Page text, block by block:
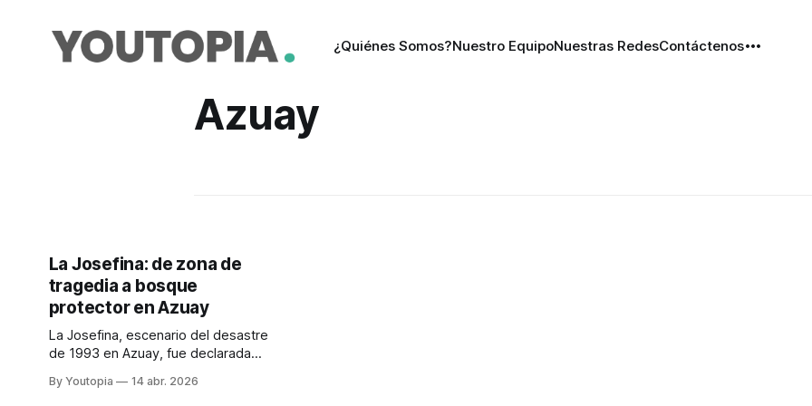
¿Quiénes Somos?Nuestro EquipoNuestras RedesContáctenos
Azuay
La Josefina: de zona de
tragedia a bosque
protector en Azuay
La Josefina, escenario del desastre
de 1993 en Azuay, fue declarada
riesgos y conservar la cuenca del
By Youtopia 14 abr. 2026